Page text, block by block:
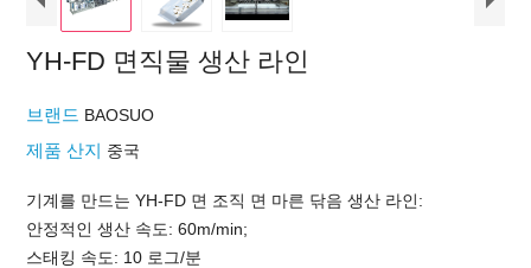
YH-FD 면직물 생산 라인
브랜드 BAOSUO
제품 산지 중국
기계를 만드는 YH-FD 면 조직 면 마른 닦음 생산 라인:
안정적인 생산 속도: 60m/min;
스태킹 속도: 10 로그/분